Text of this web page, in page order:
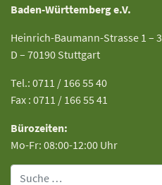
Baden-Württemberg e.V.
Heinrich-Baumann-Strasse 1 – 3
D – 70190 Stuttgart
Tel.: 0711 / 166 55 40
Fax : 0711 / 166 55 41
Bürozeiten:
Mo-Fr: 08:00-12:00 Uhr
Suche